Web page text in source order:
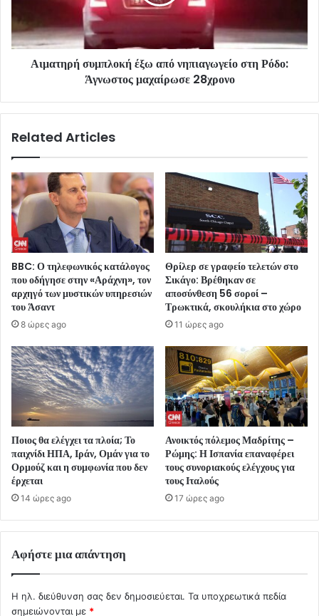
Αιματηρή συμπλοκή έξω από νηπιαγωγείο στη Ρόδο:
Άγνωστος μαχαίρωσε 28χρονο
Related Articles
BBC: Ο τηλεφωνικός κατάλογος
που οδήγησε στην «Αράχνη», τον
αρχηγό των μυστικών υπηρεσιών
του Άσαντ
8 ώρες ago
Θρίλερ σε γραφείο τελετών στο
Σικάγο: Βρέθηκαν σε
αποσύνθεση 56 σοροί –
Τρωκτικά, σκουλήκια στο χώρο
11 ώρες ago
Ποιος θα ελέγχει τα πλοία; Το
παιχνίδι ΗΠΑ, Ιράν, Ομάν για το
Ορμούζ και η συμφωνία που δεν
έρχεται
14 ώρες ago
Ανοικτός πόλεμος Μαδρίτης –
Ρώμης: Η Ισπανία επαναφέρει
τους συνοριακούς ελέγχους για
τους Ιταλούς
17 ώρες ago
Αφήστε μια απάντηση
Η ηλ. διεύθυνση σας δεν δημοσιεύεται. Τα υποχρεωτικά πεδία
σημειώνονται με *